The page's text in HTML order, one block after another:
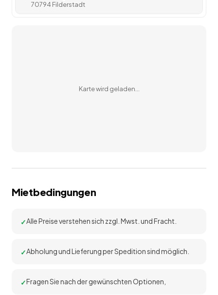
70794 Filderstadt
Karte wird geladen…
Mietbedingungen
Alle Preise verstehen sich zzgl. Mwst. und Fracht.
Abholung und Lieferung per Spedition sind möglich.
Fragen Sie nach der gewünschten Optionen,